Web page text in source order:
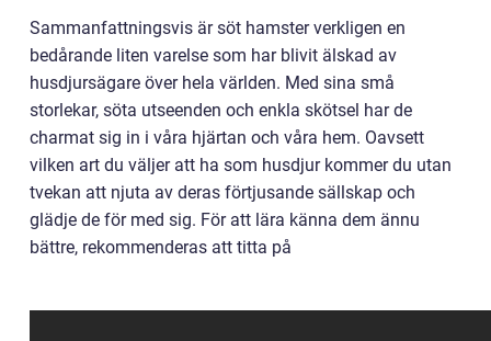
Sammanfattningsvis är söt hamster verkligen en
bedårande liten varelse som har blivit älskad av
husdjursägare över hela världen. Med sina små
storlekar, söta utseenden och enkla skötsel har de
charmat sig in i våra hjärtan och våra hem. Oavsett
vilken art du väljer att ha som husdjur kommer du utan
tvekan att njuta av deras förtjusande sällskap och
glädje de för med sig. För att lära känna dem ännu
bättre, rekommenderas att titta på